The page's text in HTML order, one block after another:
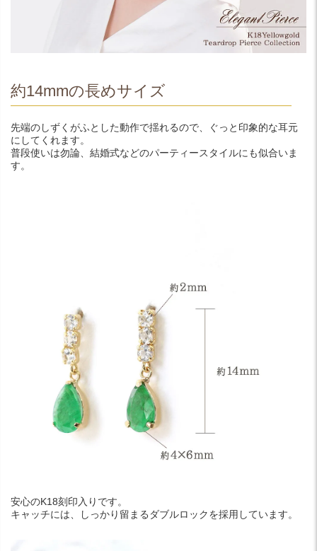
約14mmの長めサイズ
先端のしずくがふとした動作で揺れるので、ぐっと印象的な耳元
にしてくれます。
普段使いは勿論、結婚式などのパーティースタイルにも似合いま
す。
安心のK18刻印入りです。
キャッチには、しっかり留まるダブルロックを採用しています。